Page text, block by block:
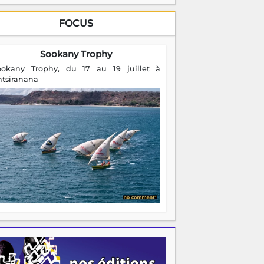
FOCUS
Sookany Trophy
Trophy, du 17 au 19 juillet à